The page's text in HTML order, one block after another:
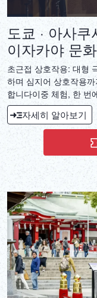
도쿄 · 아사
이자카야 문
초근접 상호작용: 대형
하며 심지어 상호작용
합니다이중 체험, 한 번
(이자카야)의 완벽한 조
으며 공유할 가치가 넘
자세히 알아보기